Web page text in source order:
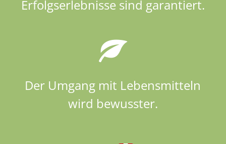
Der Umgang mit Lebensmitteln
wird bewusster.